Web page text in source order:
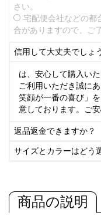
さい。
宅配便会社などの都
合がありますので、ご
信用して大丈夫でしょ
は、安心して購入い
ご利用いただき誠に
笑顔が一番の喜び」
意しております。ご
返品返金できますか？
サイズとカラーはどう
商品の説明